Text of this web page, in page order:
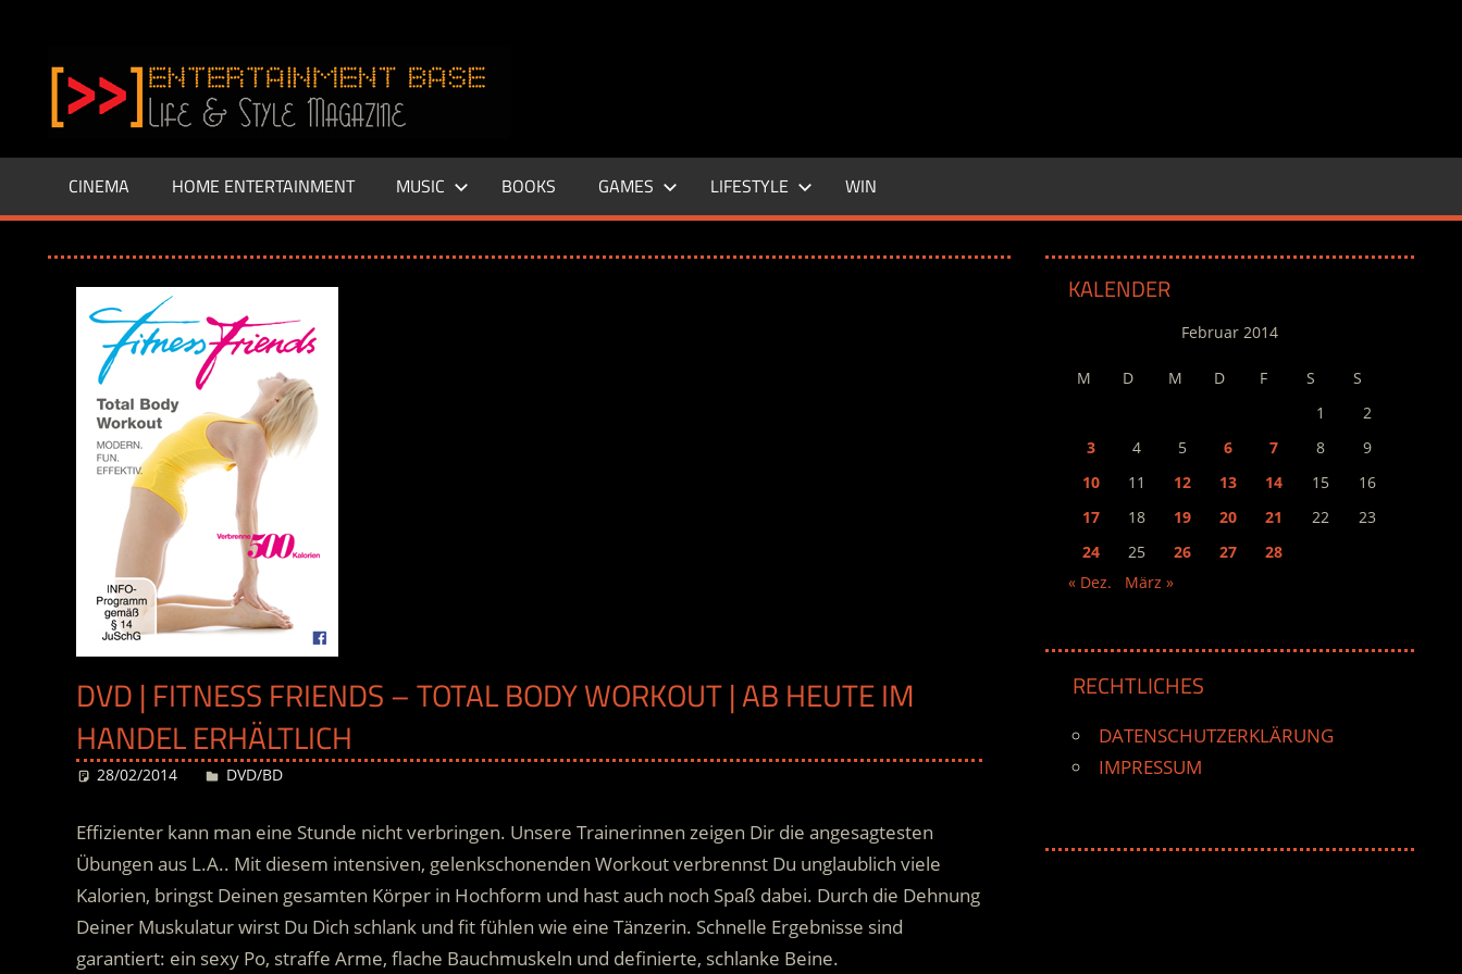
springen
–
LIFE
Base.de
CINEMA HOME ENTERTAINMENT MUSIC BOOKS GAMES LIFESTYLE WIN
DVD | FITNESS FRIENDS – TOTAL BODY WORKOUT | AB HEUTE IM
HANDEL ERHÄLTLICH
28/02/2014 Desiree
DVD/BD
Effizienter kann man eine Stunde nicht verbringen. Unsere Trainerinnen zeigen Dir die angesagtesten
Übungen aus L.A.. Mit diesem intensiven, gelenkschonenden Workout verbrennst Du unglaublich viele
Kalorien, bringst Deinen gesamten Körper in Hochform und hast auch noch Spaß dabei. Durch die Dehnung
Deiner Muskulatur wirst Du Dich schlank und fit fühlen wie eine Tänzerin. Schnelle Ergebnisse sind
garantiert: ein sexy Po, straffe Arme, flache Bauchmuskeln und definierte, schlanke Beine.
KALENDER
Februar 2014
M D M D F S
S
1
2
3
4 5 6 7 8
9
10
11 12 13 14 15
16
17
18 19 20 21 22
23
24
25 26 27
28
« Dez.
März »
RECHTLICHES
DATENSCHUTZERKLÄRUNG
IMPRESSUM